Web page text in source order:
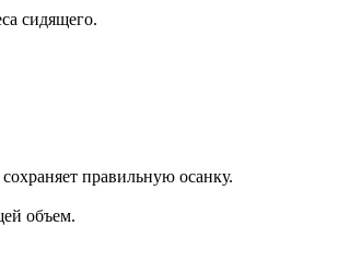
сидящего.
правильную осанку.
объем.